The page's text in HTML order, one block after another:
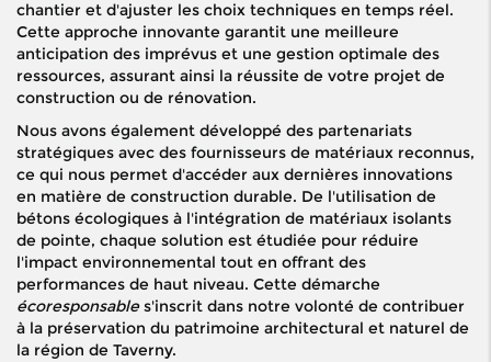
chantier et d'ajuster les choix techniques en temps réel.
Cette approche innovante garantit une meilleure
anticipation des imprévus et une gestion optimale des
ressources, assurant ainsi la réussite de votre projet de
construction ou de rénovation.
Nous avons également développé des partenariats
stratégiques avec des fournisseurs de matériaux reconnus,
ce qui nous permet d'accéder aux dernières innovations
en matière de construction durable. De l'utilisation de
bétons écologiques à l'intégration de matériaux isolants
de pointe, chaque solution est étudiée pour réduire
l'impact environnemental tout en offrant des
performances de haut niveau. Cette démarche
écoresponsables'inscrit dans notre volonté de contribuer
à la préservation du patrimoine architectural et naturel de
la région de Taverny.